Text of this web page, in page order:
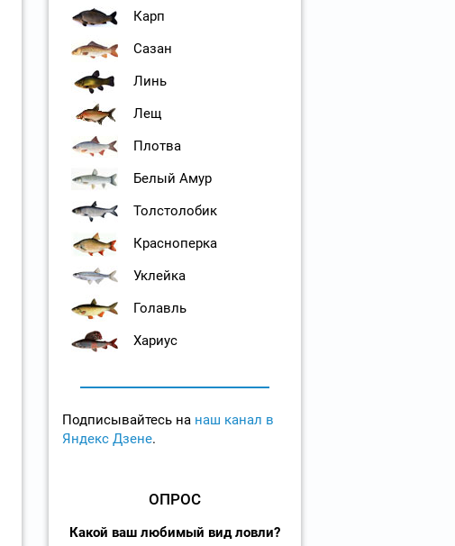
Карп
Сазан
Линь
Лещ
Плотва
Белый Амур
Толстолобик
Красноперка
Уклейка
Голавль
Хариус
Подписывайтесь на наш канал в
Яндекс Дзене.
ОПРОС
Какой ваш любимый вид ловли?